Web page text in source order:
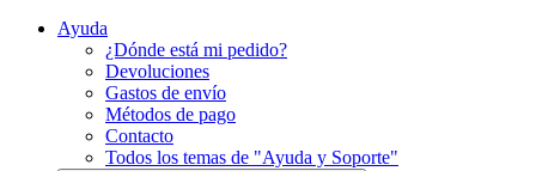
Ayuda
¿Dónde está mi pedido?
Devoluciones
Gastos de envío
Métodos de pago
Contacto
Todos los temas de "Ayuda y Soporte"